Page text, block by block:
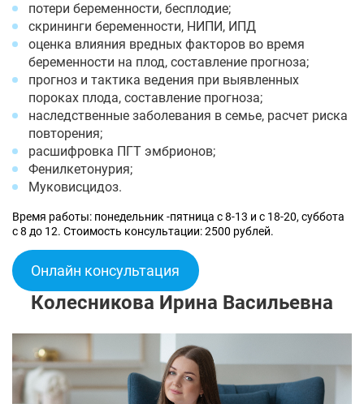
потери беременности, бесплодие;
скрининги беременности, НИПИ, ИПД
оценка влияния вредных факторов во время
беременности на плод, составление прогноза;
прогноз и тактика ведения при выявленных
пороках плода, составление прогноза;
наследственные заболевания в семье, расчет риска
повторения;
расшифровка ПГТ эмбрионов;
Фенилкетонурия;
Муковисцидоз.
Время работы: понедельник -пятница с 8-13 и с 18-20, суббота
с 8 до 12. Стоимость консультации: 2500 рублей.
Онлайн консультация
Колесникова Ирина Васильевна